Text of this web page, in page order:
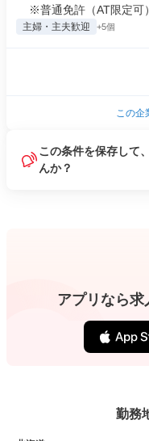
※普通免許（AT限定可
主婦・主夫歓迎 +5個
この企
この条件を保存して
んか？
アプリなら求
勤務